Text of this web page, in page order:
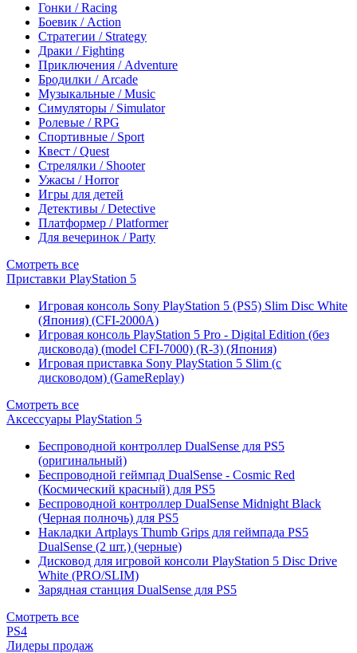
Гонки / Racing
Боевик / Action
Стратегии / Strategy
Драки / Fighting
Приключения / Adventure
Бродилки / Arcade
Музыкальные / Music
Симуляторы / Simulator
Ролевые / RPG
Спортивные / Sport
Квест / Quest
Стрелялки / Shooter
Ужасы / Horror
Игры для детей
Детективы / Detective
Платформер / Platformer
Для вечеринок / Party
Смотреть все
Приставки PlayStation 5
Игровая консоль Sony PlayStation 5 (PS5) Slim Disc White
(Япония) (CFI-2000A)
Игровая консоль PlayStation 5 Pro - Digital Edition (без
дисковода) (model CFI-7000) (R-3) (Япония)
Игровая приставка Sony PlayStation 5 Slim (с
дисководом) (GameReplay)
Смотреть все
Аксессуары PlayStation 5
Беспроводной контроллер DualSense для PS5
(оригинальный)
Беспроводной геймпад DualSense - Cosmic Red
(Космический красный) для PS5
Беспроводной контроллер DualSense Midnight Black
(Черная полночь) для PS5
Накладки Artplays Thumb Grips для геймпада PS5
DualSense (2 шт.) (черные)
Дисковод для игровой консоли PlayStation 5 Disc Drive
White (PRO/SLIM)
Зарядная станция DualSense для PS5
Смотреть все
PS4
Лидеры продаж